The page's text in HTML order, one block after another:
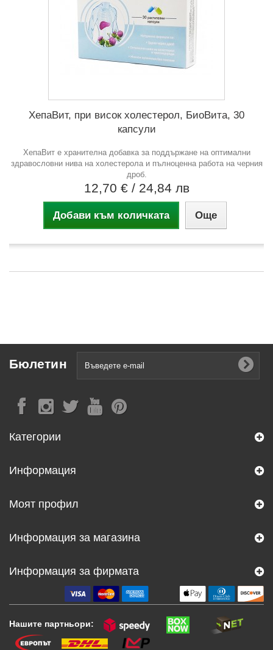
ХепаВит, при висок холестерол, БиоВита, 30
капсули
ХепаВит е хранителна добавка за поддържане на оптимални
здравословни нива на холестерола и пълноценна работа на черния
дроб.
12,70 € / 24,84 лв
Добави към количката Още
Бюлетин
Категории
Информация
Моят профил
Информация за магазина
Информация за фирмата
Нашите партньори: